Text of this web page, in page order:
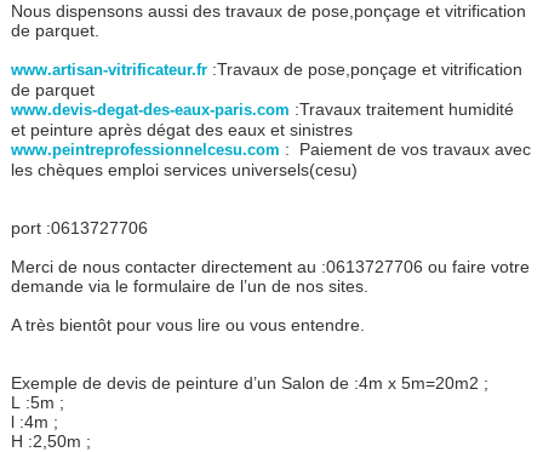
Nous dispensons aussi des travaux de pose,ponçage et vitrification
de parquet.
www.artisan-vitrificateur.fr:Travaux de pose,ponçage et vitrification
de parquet
www.devis-degat-des-eaux-paris.com :Travaux traitement humidité
et peinture après dégat des eaux et sinistres
www.peintreprofessionnelcesu.com : Paiement de vos travaux avec
les chèques emploi services universels(cesu)
port :0613727706
Merci de nous contacter directement au :0613727706 ou faire votre
demande via le formulaire de l’un de nos sites.
A très bientôt pour vous lire ou vous entendre.
Exemple de devis de peinture d’un Salon de :4m x 5m=20m2 ;
L :5m ;
l :4m ;
H :2,50m ;